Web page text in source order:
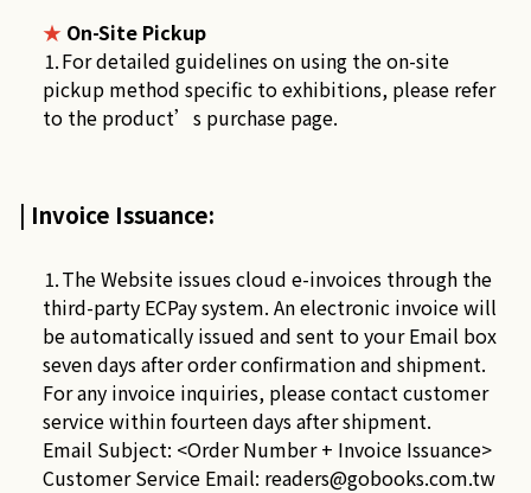
★ On-Site Pickup
⒈For detailed guidelines on using the on-site
pickup method specific to exhibitions, please refer
to the product’s purchase page.
| Invoice Issuance:
⒈The Website issues cloud e-invoices through the
third-party ECPay system. An electronic invoice will
be automatically issued and sent to your Email box
seven days after order confirmation and shipment.
For any invoice inquiries, please contact customer
service within fourteen days after shipment.
Email Subject: <Order Number + Invoice Issuance>
Customer Service Email: readers@gobooks.com.tw